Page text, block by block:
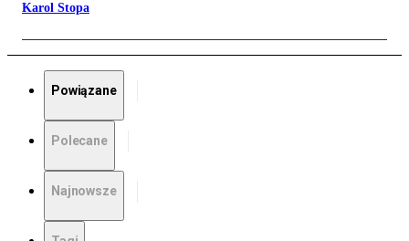
Karol Stopa
Powiązane
Polecane
Najnowsze